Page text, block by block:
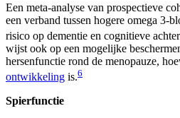
Een meta-analyse van prospectieve
een verband tussen hogere omega 3-
risico op dementie en cognitieve
wijst ook op een mogelijke
hersenfunctie rond de menopauze,
ontwikkeling is.6
Spierfunctie